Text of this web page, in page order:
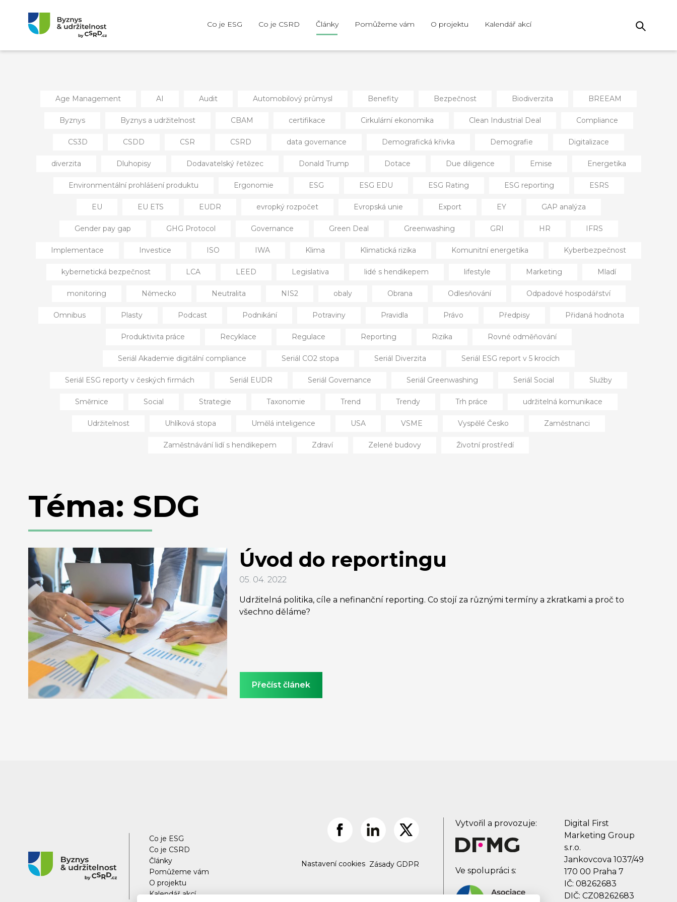
Co je ESG Co je CSRD Články Pomůžeme vám O projektu Kalendář akcí
Age Management AI Audit Automobilový průmysl Benefity Bezpečnost Biodiverzita BREEAM
Byznys Byznys a udržitelnost CBAM certifikace Cirkulární ekonomika Clean Industrial Deal Compliance
CS3D CSDD CSR CSRD data governance Demografická křivka Demografie Digitalizace
diverzita Dluhopisy Dodavatelský řetězec Donald Trump Dotace Due diligence Emise Energetika
Environmentální prohlášení produktu Ergonomie ESG ESG EDU ESG Rating ESG reporting ESRS
EU EU ETS EUDR evropký rozpočet Evropská unie Export EY GAP analýza
Gender pay gap GHG Protocol Governance Green Deal Greenwashing GRI HR IFRS
Implementace Investice ISO IWA Klima Klimatická rizika Komunitní energetika Kyberbezpečnost
kybernetická bezpečnost LCA LEED Legislativa lidé s hendikepem lifestyle Marketing Mladí
monitoring Německo Neutralita NIS2 obaly Obrana Odlesňování Odpadové hospodářství
Omnibus Plasty Podcast Podnikání Potraviny Pravidla Právo Předpisy Přidaná hodnota
Produktivita práce Recyklace Regulace Reporting Rizika Rovné odměňování
Seriál Akademie digitální compliance Seriál CO2 stopa Seriál Diverzita Seriál ESG report v 5 krocích
Seriál ESG reporty v českých firmách Seriál EUDR Seriál Governance Seriál Greenwashing Seriál Social Služby
Směrnice Social Strategie Taxonomie Trend Trendy Trh práce udržitelná komunikace
Udržitelnost Uhlíková stopa Umělá inteligence USA VSME Vyspělé Česko Zaměstnanci
Zaměstnávání lidí s hendikepem Zdraví Zelené budovy Životní prostředí
Téma: SDG
Úvod do reportingu
05. 04. 2022
Udržitelná politika, cíle a nefinanční reporting. Co stojí za různými termíny a zkratkami a proč to
všechno děláme?
Přečíst článek
Co je ESG
Co je CSRD
Články
Pomůžeme vám
O projektu
Kalendář akcí
Nastavení cookies Zásady GDPR
Vytvořil a provozuje:
Ve spolupráci s:
Digital First
Marketing Group
s.r.o.
Jankovcova 1037/49
170 00 Praha 7
IČ: 08262683
DIČ: CZ08262683